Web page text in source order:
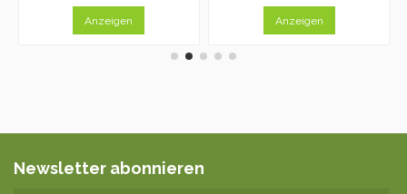
Anzeigen Anzeigen
Newsletter abonnieren